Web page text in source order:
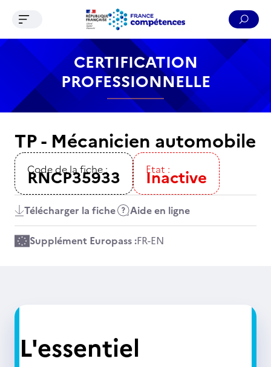
Contenu Recherche Menu Pied de page
Ouvrir le menu de navigation
CERTIFICATION
PROFESSIONNELLE
TP - Mécanicien automobile
Code de la fiche :
RNCP35933 Etat :
Inactive
Télécharger la fiche Aide en ligne
Supplément Europass :FR-EN
L'essentiel